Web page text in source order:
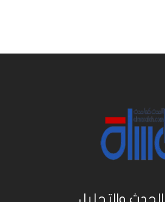
والتحليل...